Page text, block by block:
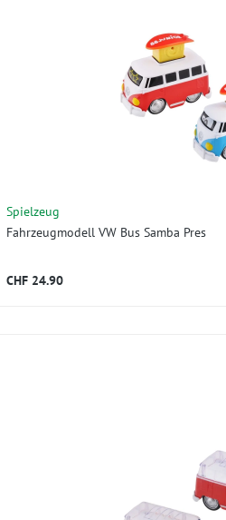
Spielzeug
Fahrzeugmodell VW Bus Samba Pres
CHF 24.90